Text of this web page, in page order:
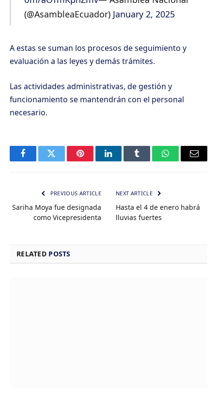
(@AsambleaEcuador) January 2, 2025
A estas se suman los procesos de seguimiento y
evaluación a las leyes y demás trámites.
Las actividades administrativas, de gestión y
funcionamiento se mantendrán con el personal
necesario.
FacebookTwitter PinterestLinkedInTumblr WhatsAppEmail
PREVIOUS ARTICLE
Sariha Moya fue designada
como Vicepresidenta
NEXT ARTICLE
Hasta el 4 de enero habrá
lluvias fuertes
RELATED POSTS